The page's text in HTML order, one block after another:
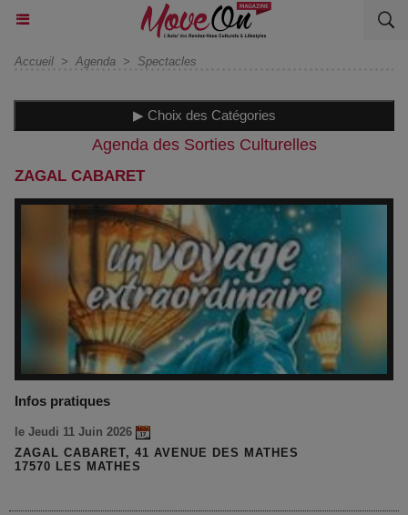
Accueil > Agenda > Spectacles
▶ Choix des Catégories
Agenda des Sorties Culturelles
ZAGAL CABARET
Infos pratiques
le Jeudi 11 Juin 2026
ZAGAL CABARET, 41 AVENUE DES MATHES
17570 LES MATHES